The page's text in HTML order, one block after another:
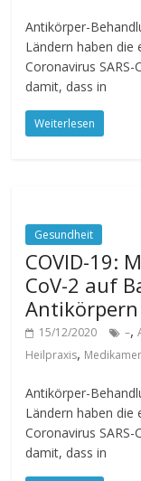
Antikörper-
Ländern haben
Coronavirus
damit, dass in
Weiterlesen
Gesundheit
COVID-19:
CoV-2 auf
15/12/2020 –,
Heilpraxis,
Antikörper-
Ländern haben
Coronavirus
damit, dass in